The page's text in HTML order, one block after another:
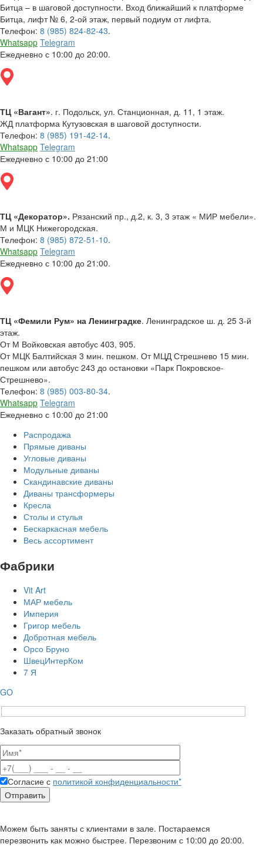
Битца – в шаговой доступности. Вход ближайший к платформе
Битца, лифт № 6, 2-ой этаж, первый подиум от лифта.
Телефон: 8 (985) 824-82-43.
Whatsapp Telegram
Ежедневно с 10:00 до 20:00.
ТЦ «Вагант». г. Подольск, ул. Станционная, д. 11, 1 этаж.
ЖД платформа Кутузовская в шаговой доступности.
Телефон: 8 (985) 191-42-14.
Whatsapp Telegram
Ежедневно с 10:00 до 21:00
ТЦ «Декоратор». Рязанский пр., д.2, к. 3, 3 этаж « МИР мебели».
М и MЦК Нижегородская.
Телефон: 8 (985) 872-51-10.
Whatsapp Telegram
Ежедневно с 10:00 до 21:00.
ТЦ «Фемили Рум» на Ленинградке. Ленинградское ш. д. 25 3-й
этаж.
От М Войковская автобус 403, 905.
От МЦК Балтийская 3 мин. пешком. От МЦД Стрешнево 15 мин.
пешком или автобус 243 до остановки «Парк Покровское-
Стрешнево».
Телефон: 8 (985) 003-80-34.
Whatsapp Telegram
Ежедневно с 10:00 до 21:00
Распродажа
Прямые диваны
Угловые диваны
Модульные диваны
Скандинавские диваны
Диваны трансформеры
Кресла
Столы и стулья
Бескаркасная мебель
Весь ассортимент
Фабрики
Vit Art
МАР мебель
Империя
Григор мебель
Добротная мебель
Орсо Бруно
ШвецИнтерКом
7 Я
GO
Заказать обратный звонок
Согласие с политикой конфиденциальности*
Можем быть заняты с клиентами в зале. Постараемся
перезвонить как можно быстрее. Перезвоним с 10:00 до 20:00.